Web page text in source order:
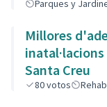
Parques y
Millores
Santa Creu
80votos